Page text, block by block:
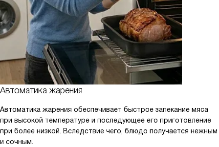
Автоматика жарения
Автоматика жарения обеспечивает быстрое запекание мяса
при высокой температуре и последующее его приготовление
при более низкой. Вследствие чего, блюдо получается нежным
и сочным.